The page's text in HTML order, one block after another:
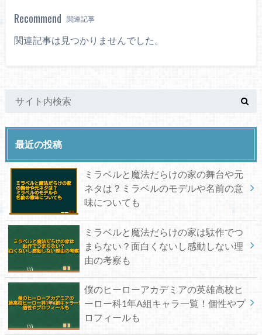
Recommend 関連記事
関連記事は見つかりませんでした。
最近の投稿
ミラベルと魔法だらけの家の舞台や元
ネタは？ミラベルのモデルや名前の意
味についても
ミラベルと魔法だらけの家は駄作でつ
まらない？面白くないし感動しない理
由の考察も
僕のヒーローアカデミアの英雄高校ヒ
ーロー科1年A組キャラ一覧！個性やプ
ロフィールも